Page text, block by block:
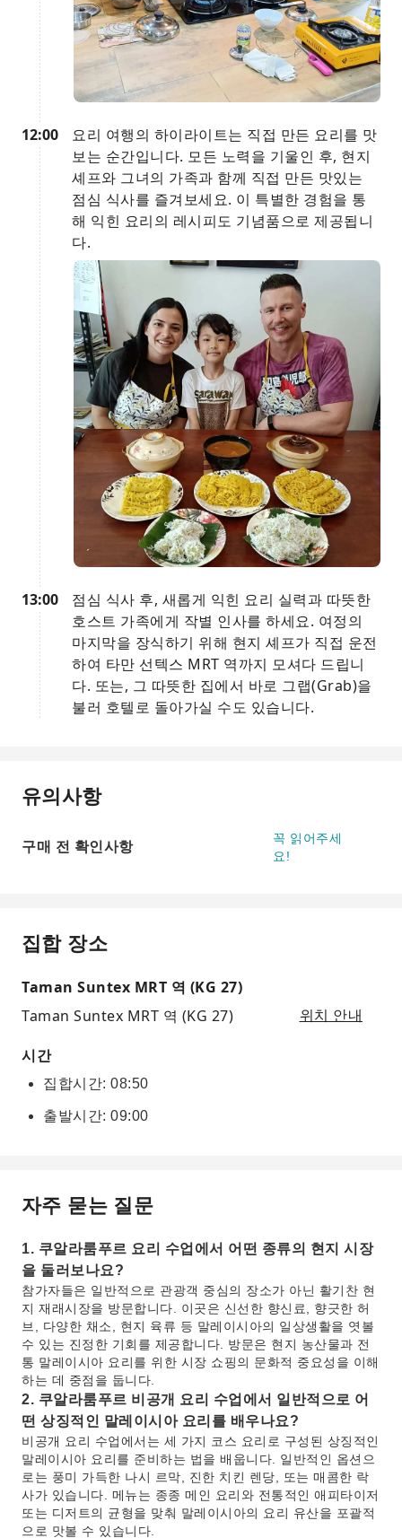
12:00
요리 여행의 하이라이트는 직접 만든 요리를 맛
보는 순간입니다. 모든 노력을 기울인 후, 현지
셰프와 그녀의 가족과 함께 직접 만든 맛있는
점심 식사를 즐겨보세요. 이 특별한 경험을 통
해 익힌 요리의 레시피도 기념품으로 제공됩니
다.
13:00
점심 식사 후, 새롭게 익힌 요리 실력과 따뜻한
호스트 가족에게 작별 인사를 하세요. 여정의
마지막을 장식하기 위해 현지 셰프가 직접 운전
하여 타만 선텍스 MRT 역까지 모셔다 드립니
다. 또는, 그 따뜻한 집에서 바로 그랩(Grab)을
불러 호텔로 돌아가실 수도 있습니다.
유의사항
구매 전 확인사항
꼭 읽어주세
요!
집합 장소
Taman Suntex MRT 역 (KG 27)
Taman Suntex MRT 역 (KG 27)
위치 안내
시간
집합시간: 08:50
출발시간: 09:00
자주 묻는 질문
1. 쿠알라룸푸르 요리 수업에서 어떤 종류의 현지 시장
을 둘러보나요?
참가자들은 일반적으로 관광객 중심의 장소가 아닌 활기찬 현
지 재래시장을 방문합니다. 이곳은 신선한 향신료, 향긋한 허
브, 다양한 채소, 현지 육류 등 말레이시아의 일상생활을 엿볼
수 있는 진정한 기회를 제공합니다. 방문은 현지 농산물과 전
통 말레이시아 요리를 위한 시장 쇼핑의 문화적 중요성을 이해
하는 데 중점을 둡니다.
2. 쿠알라룸푸르 비공개 요리 수업에서 일반적으로 어
떤 상징적인 말레이시아 요리를 배우나요?
비공개 요리 수업에서는 세 가지 코스 요리로 구성된 상징적인
말레이시아 요리를 준비하는 법을 배웁니다. 일반적인 옵션으
로는 풍미 가득한 나시 르막, 진한 치킨 렌당, 또는 매콤한 락
사가 있습니다. 메뉴는 종종 메인 요리와 전통적인 애피타이저
또는 디저트의 균형을 맞춰 말레이시아의 요리 유산을 포괄적
으로 맛볼 수 있습니다.